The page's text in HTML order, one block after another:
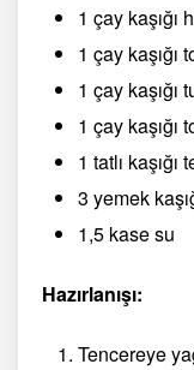
1 çay kaşığı
1 çay kaşığı
1 çay kaşığı
1 çay kaşığı
1 tatlı kaşığı
3 yemek
1,5 kase su
Hazırlanışı:
Tencereye